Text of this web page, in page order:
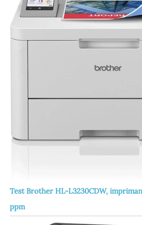
Test Brother HL-L3230CDW,
ppm